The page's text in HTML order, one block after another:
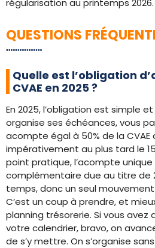
régularisation au printemps 2026.
QUESTIONS
Quelle est l’obligation
CVAE en 2025 ?
En 2025, l’obligation est simple
organise ses échéances, vous
acompte égal à 50% de la
impérativement au plus tard le
point pratique, l’acompte
complémentaire due au titre de
temps, donc un seul
C’est un coup à prendre, et
planning trésorerie. Si vous avez
votre calendrier, bravo, on
de s’y mettre. On s’organise